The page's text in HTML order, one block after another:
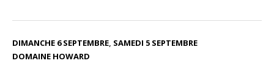
DIMANCHE 6 SEPTEMBRE, SAMEDI 5 SEPTEMBRE
DOMAINE HOWARD